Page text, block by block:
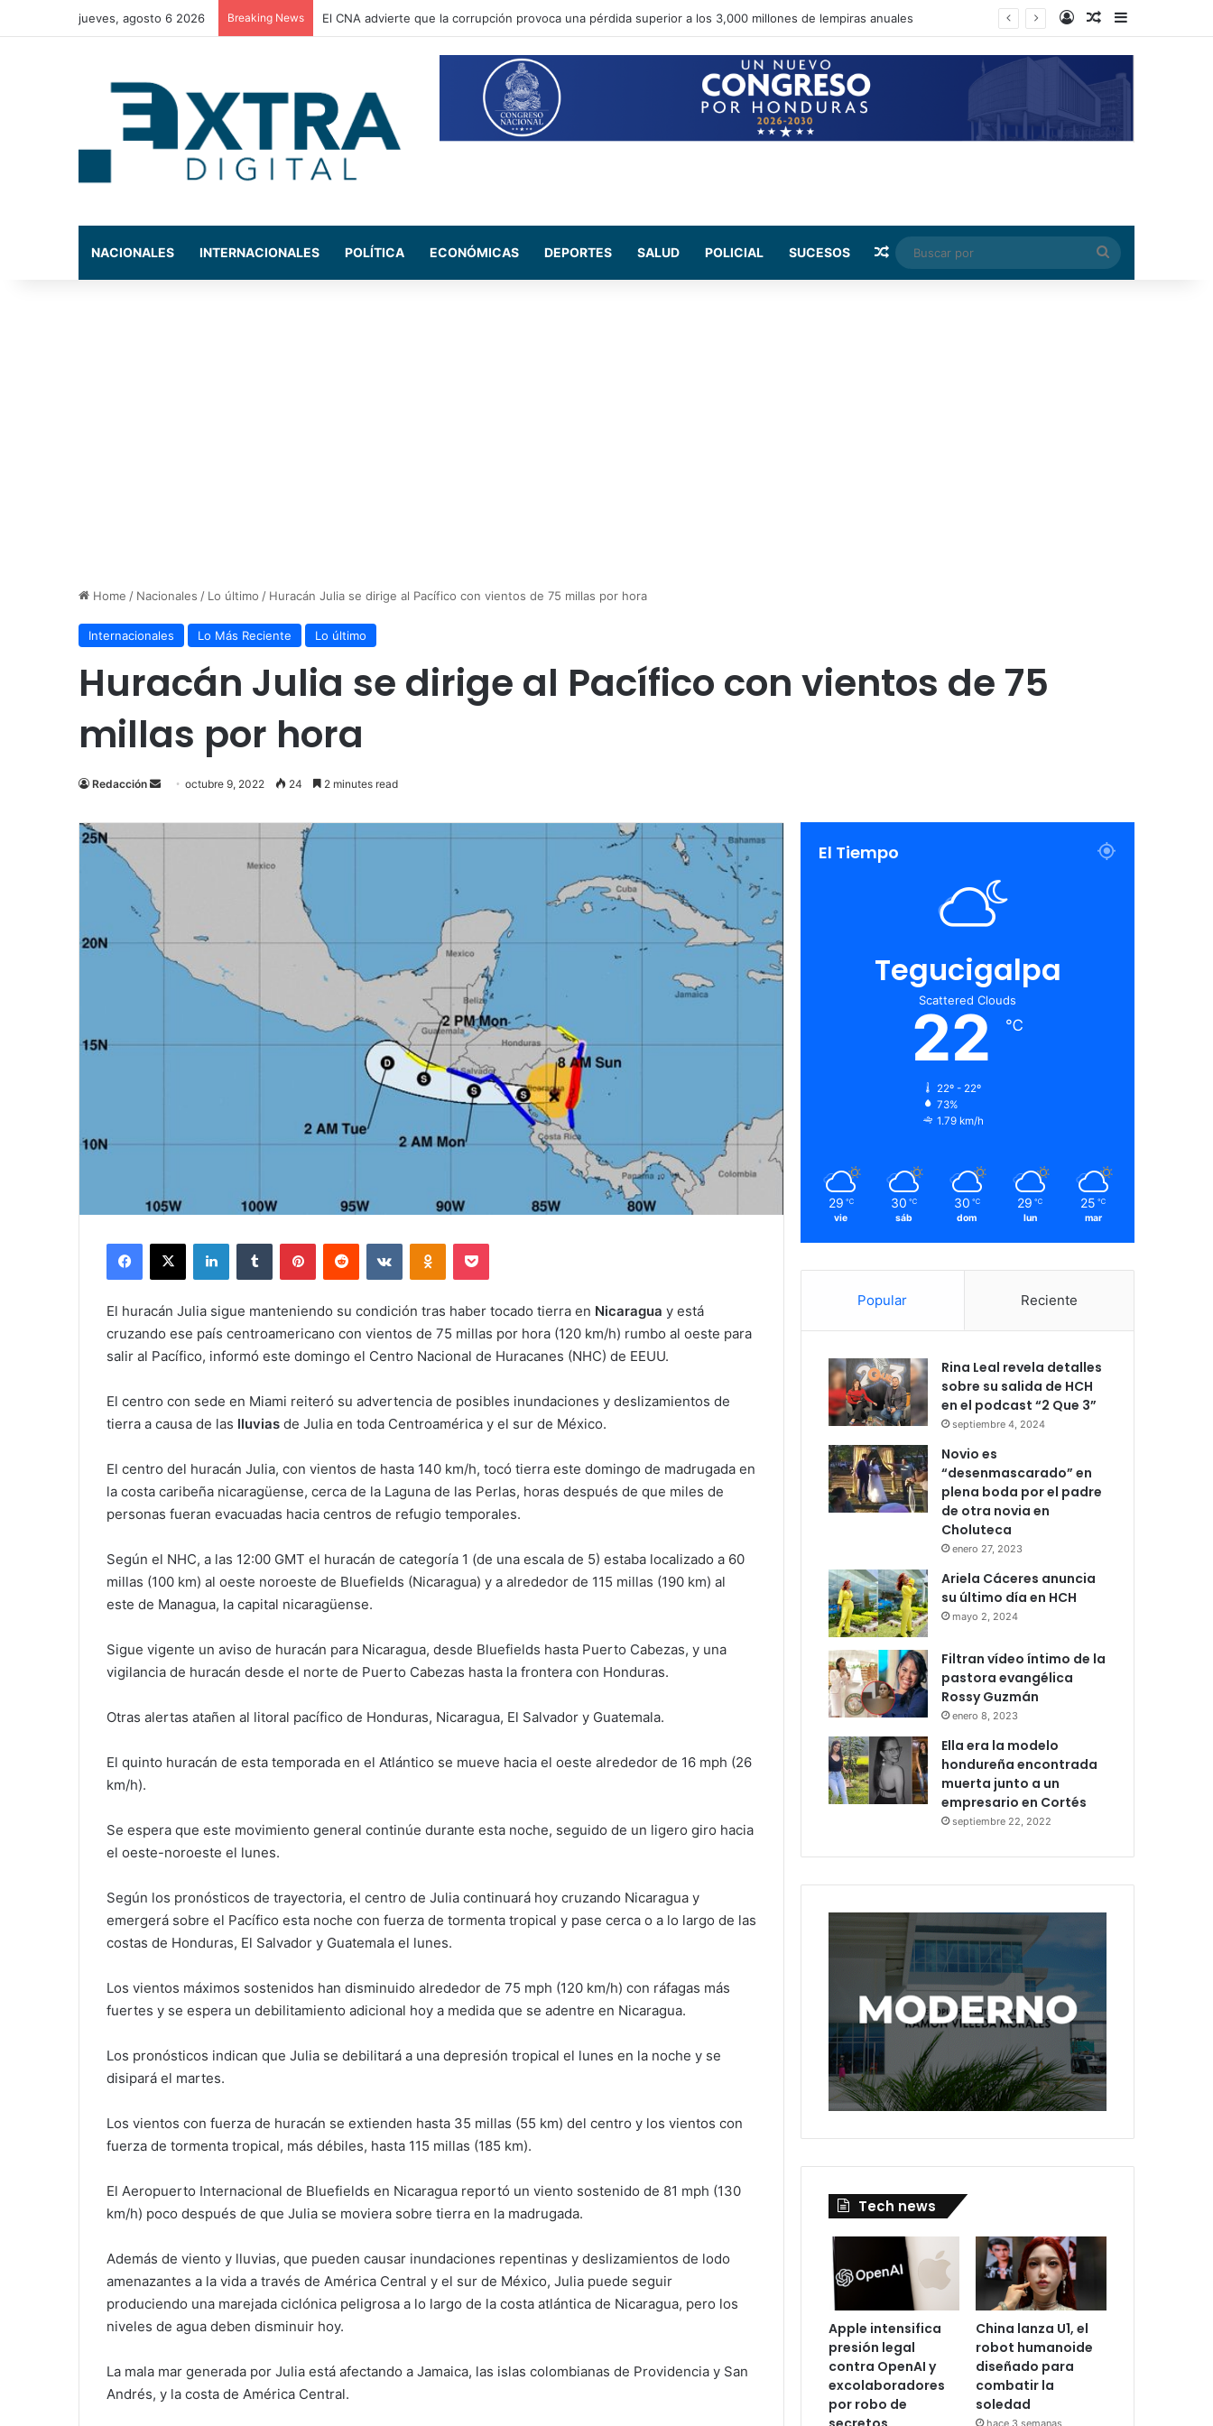
jueves, agosto 6 2026 Breaking News La Comisión de Salud del CN se reúne con médicos residentes para evaluar el incremento de su salario beca Log InRandom Article
Sidebar
NACIONALES INTERNACIONALES POLÍTICA ECONÓMICAS DEPORTES SALUD POLICIAL SUCESOS Random Article
Buscar
por
Home / Nacionales / Lo último / Huracán Julia se dirige al Pacífico con vientos de 75 millas por hora
Internacionales Lo Más Reciente Lo último
Huracán Julia se dirige al Pacífico con vientos de 75
millas por hora
Redacción
Send
email
octubre 9, 2022 24 2 minutes read
Facebook
X LinkedInTumblr PinterestReddit VKontakteOdnoklassniki
Pocket
El huracán Julia sigue manteniendo su condición tras haber tocado tierra en Nicaragua y está
cruzando ese país centroamericano con vientos de 75 millas por hora (120 km/h) rumbo al oeste para
salir al Pacífico, informó este domingo el Centro Nacional de Huracanes (NHC) de EEUU.
El centro con sede en Miami reiteró su advertencia de posibles inundaciones y deslizamientos de
tierra a causa de las lluvias de Julia en toda Centroamérica y el sur de México.
El centro del huracán Julia, con vientos de hasta 140 km/h, tocó tierra este domingo de madrugada en
la costa caribeña nicaragüense, cerca de la Laguna de las Perlas, horas después de que miles de
personas fueran evacuadas hacia centros de refugio temporales.
Según el NHC, a las 12:00 GMT el huracán de categoría 1 (de una escala de 5) estaba localizado a 60
millas (100 km) al oeste noroeste de Bluefields (Nicaragua) y a alrededor de 115 millas (190 km) al
este de Managua, la capital nicaragüense.
Sigue vigente un aviso de huracán para Nicaragua, desde Bluefields hasta Puerto Cabezas, y una
vigilancia de huracán desde el norte de Puerto Cabezas hasta la frontera con Honduras.
Otras alertas atañen al litoral pacífico de Honduras, Nicaragua, El Salvador y Guatemala.
El quinto huracán de esta temporada en el Atlántico se mueve hacia el oeste alrededor de 16 mph (26
km/h).
Se espera que este movimiento general continúe durante esta noche, seguido de un ligero giro hacia
el oeste-noroeste el lunes.
Según los pronósticos de trayectoria, el centro de Julia continuará hoy cruzando Nicaragua y
emergerá sobre el Pacífico esta noche con fuerza de tormenta tropical y pase cerca o a lo largo de las
costas de Honduras, El Salvador y Guatemala el lunes.
Los vientos máximos sostenidos han disminuido alrededor de 75 mph (120 km/h) con ráfagas más
fuertes y se espera un debilitamiento adicional hoy a medida que se adentre en Nicaragua.
Los pronósticos indican que Julia se debilitará a una depresión tropical el lunes en la noche y se
disipará el martes.
Los vientos con fuerza de huracán se extienden hasta 35 millas (55 km) del centro y los vientos con
fuerza de tormenta tropical, más débiles, hasta 115 millas (185 km).
El Aeropuerto Internacional de Bluefields en Nicaragua reportó un viento sostenido de 81 mph (130
km/h) poco después de que Julia se moviera sobre tierra en la madrugada.
Además de viento y lluvias, que pueden causar inundaciones repentinas y deslizamientos de lodo
amenazantes a la vida a través de América Central y el sur de México, Julia puede seguir
produciendo una marejada ciclónica peligrosa a lo largo de la costa atlántica de Nicaragua, pero los
niveles de agua deben disminuir hoy.
La mala mar generada por Julia está afectando a Jamaica, las islas colombianas de Providencia y San
Andrés, y la costa de América Central.
El Tiempo
Tegucigalpa
Scattered Clouds
22 ℃
22º - 22º
73%
1.79 km/h
29 ℃
vie
30 ℃
sáb
30 ℃
dom
29 ℃
lun
25 ℃
mar
Popular Reciente
Rina Leal revela detalles
sobre su salida de HCH
en el podcast “2 Que 3”
septiembre 4, 2024
Novio es
“desenmascarado” en
plena boda por el padre
de otra novia en
Choluteca
enero 27, 2023
Ariela Cáceres anuncia
su último día en HCH
mayo 2, 2024
Filtran vídeo íntimo de la
pastora evangélica
Rossy Guzmán
enero 8, 2023
Ella era la modelo
hondureña encontrada
muerta junto a un
empresario en Cortés
septiembre 22, 2022
Tech news
Apple intensifica
presión legal
contra OpenAI y
excolaboradores
por robo de
China lanza U1, el
robot humanoide
diseñado para
combatir la
soledad
hace 3 semanas